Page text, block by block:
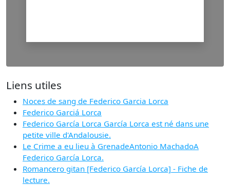
Liens utiles
Noces de sang de Federico Garcia Lorca
Federico Garciá Lorca
Federico García Lorca García Lorca est né dans une
petite ville d'Andalousie.
Le Crime a eu lieu à GrenadeAntonio MachadoA
Federico García Lorca.
Romancero gitan [Federico García Lorca] - Fiche de
lecture.